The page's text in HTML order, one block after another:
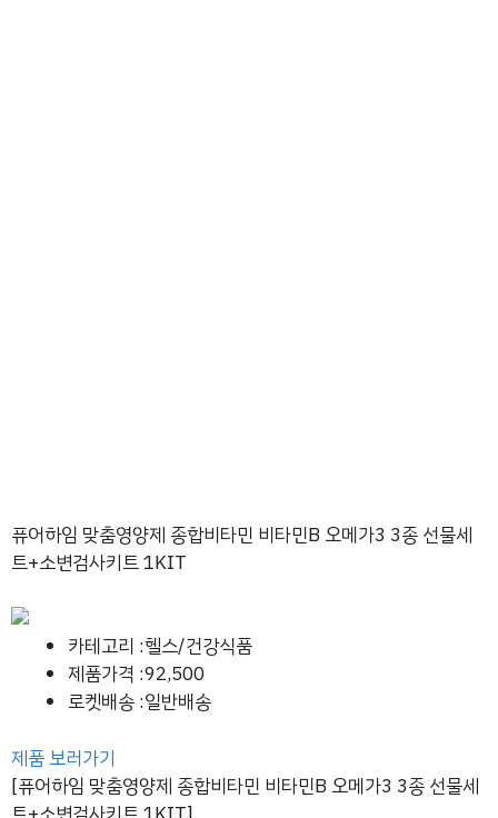
퓨어하임 맞춤영양제 종합비타민 비타민B 오메가3 3종 선물세
트+소변검사키트 1KIT
카테고리 :헬스/건강식품
제품가격 :92,500
로켓배송 :일반배송
제품 보러가기
[퓨어하임 맞춤영양제 종합비타민 비타민B 오메가3 3종 선물세